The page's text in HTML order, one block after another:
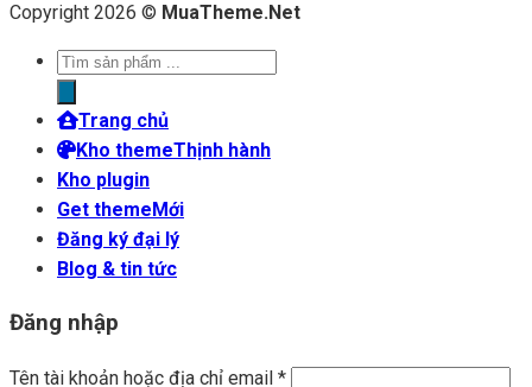
Copyright 2026 © MuaTheme.Net
Tìm
sản
phẩm
Trang chủ
Kho theme
Kho plugin
Get theme
Đăng ký đại lý
Blog & tin tức
Đăng nhập
Tên tài khoản hoặc địa chỉ email *